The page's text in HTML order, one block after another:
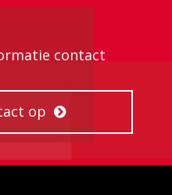
contact
op